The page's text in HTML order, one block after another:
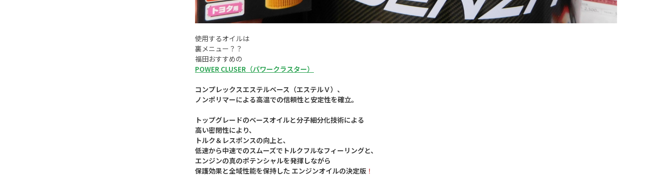
使用するオイルは
裏メニュー？？
福田おすすめの
POWER CLUSER（パワークラスター）
コンプレックスエステルベース（エステルＶ）、
ノンポリマーによる高温での信頼性と安定性を確立。
トップグレードのベースオイルと分子細分化技術による
高い密閉性により、
トルク＆レスポンスの向上と、
低速から中速でのスムーズでトルクフルなフィーリングと、
エンジンの真のポテンシャルを発揮しながら
保護効果と全域性能を保持した エンジンオイルの決定版 ！